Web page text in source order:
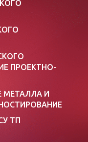
ПРОЕКТНО-
МЕТАЛЛА И
ТП